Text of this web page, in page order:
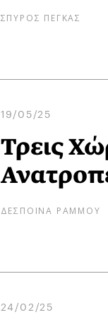
ΣΠΥΡΟΣ ΠΕΓΚΑΣ
19/05/25
Τρεις
ΔΕΣΠΟΙΝΑ ΡΑΜΜΟΥ
24/02/25